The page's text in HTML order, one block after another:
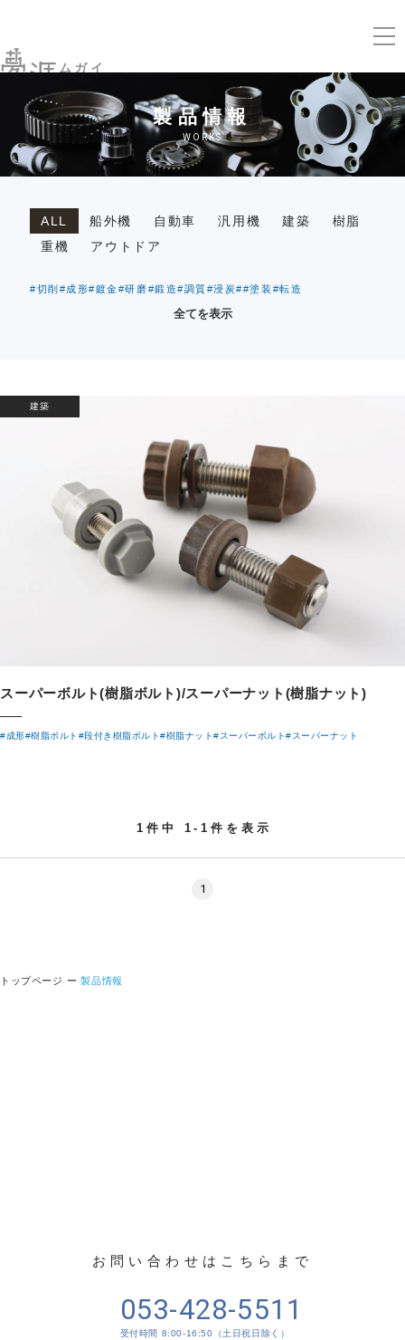
ムガイ
製品情報
WORKS
ALL 船外機 自動車 汎用機 建築
樹脂
重機
アウトドア
#切削 #成形#鍍金#研磨#鍛造#調質#浸炭##塗装 #転造
全てを表示
建築
スーパーボルト(樹脂ボルト)/スーパーナット(樹脂ナット)
#成形#樹脂ボルト #段付き樹脂ボルト#樹脂ナット#スーパーボルト#スーパーナット
1件中 1-1件を表示
1
トップページ 製品情報
お問い合わせはこちらまで
053-428-5511
受付時間 8:00-16:50（土日祝日除く）